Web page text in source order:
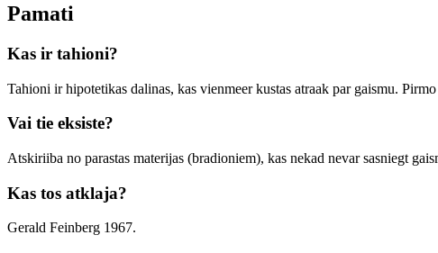
Pamati
Kas ir tahioni?
Tahioni ir hipotetikas dalinas, kas vienmeer kustas atraak par gaismu.
Vai tie eksiste?
Atskiriiba no parastas materijas (bradioniem), kas nekad nevar sasniegt
Kas tos atklaja?
Gerald Feinberg 1967.